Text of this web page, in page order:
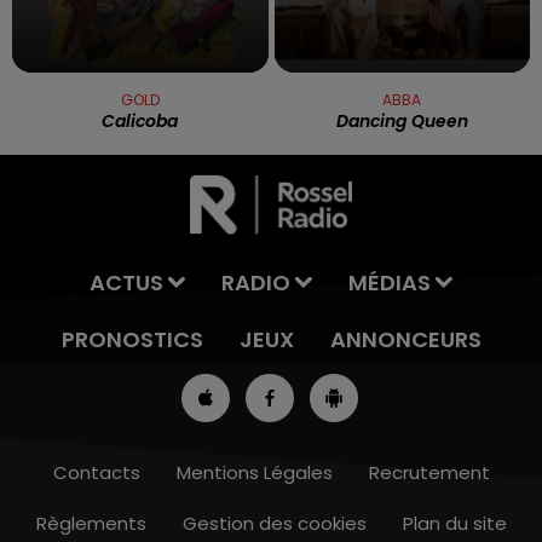
13h00 - 16h00
GOLD
Calicoba
ABBA
Dancing Queen
ACTUS RADIO
MÉDIAS
PRONOSTICS
JEUX ANNONCEURS
Contacts Mentions Légales
Recrutement
Règlements
Gestion des cookies Plan du site